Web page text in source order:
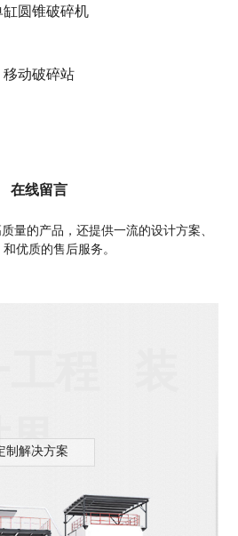
缸圆锥破碎机
移动破碎站
在线留言
量的产品，还提供一流的设计方案、
优质的售后服务。
界
制解决方案